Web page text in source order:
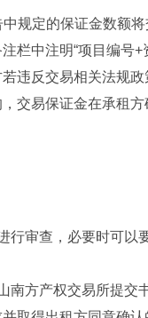
规定的保证金数额
栏中注明“项目编号
违反交易相关法规
交易保证金在承租
行审查，必要时可
南方产权交易所提交